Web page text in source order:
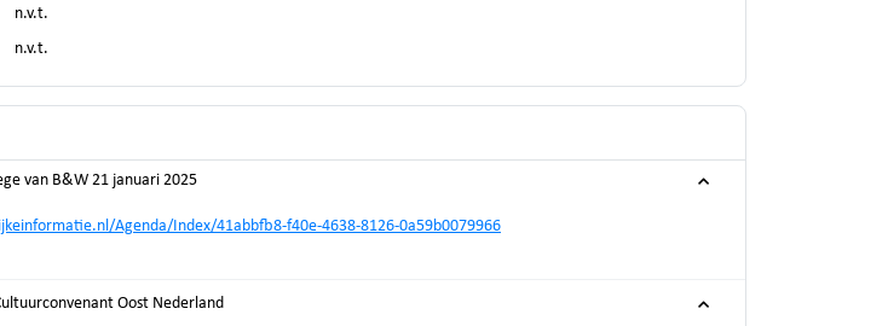
n.v.t.
n.v.t.
van B&W 21 januari 2025
Agenda/Index/41abbfb8-f40e-4638-8126-0a59b0079966
Oost Nederland